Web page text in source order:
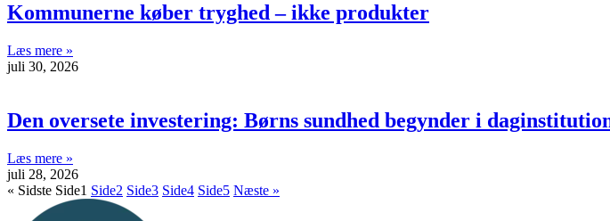
Kommunerne køber tryghed – ikke produkter
Læs mere »
juli 30, 2026
Den oversete investering: Børns sundhed begynder i
Læs mere »
juli 28, 2026
« Sidste Side1 Side2 Side3 Side4 Side5 Næste »